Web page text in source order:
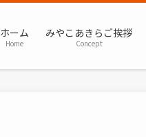
ホーム
Home
みやこあきらご挨拶
Concept